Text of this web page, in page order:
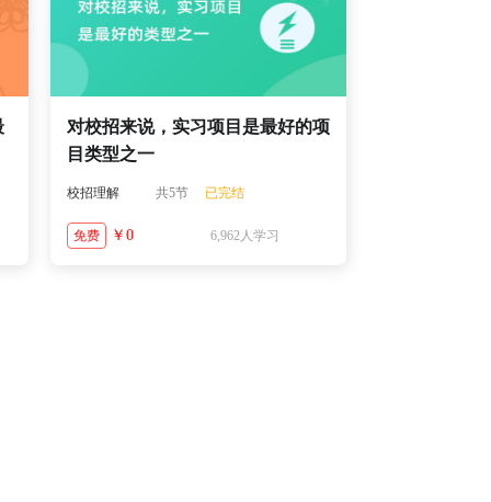
对校招来说，实习项目是最好的项
目类型之一
校招理解 共5节 已完结
免费 ￥0 6,962人学习